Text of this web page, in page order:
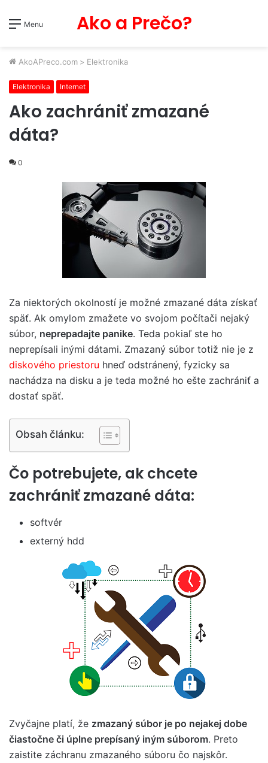
Menu Ako a Prečo?
AkoAPreco.com > Elektronika
Elektronika Internet
Ako zachrániť zmazané
dáta?
0
Za niektorých okolností je možné zmazané dáta získať
späť. Ak omylom zmažete vo svojom počítači nejaký
súbor, neprepadajte panike. Teda pokiaľ ste ho
neprepísali inými dátami. Zmazaný súbor totiž nie je z
diskového priestoru hneď odstránený, fyzicky sa
nachádza na disku a je teda možné ho ešte zachrániť a
dostať späť.
Obsah článku:
Čo potrebujete, ak chcete
zachrániť zmazané dáta:
softvér
externý hdd
Zvyčajne platí, že zmazaný súbor je po nejakej dobe
čiastočne či úplne prepísaný iným súborom. Preto
zaistite záchranu zmazaného súboru čo najskôr.